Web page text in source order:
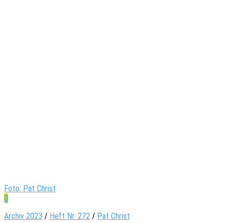
Foto: Pat Christ
0
Archiv 2023 / Heft Nr. 272 / Pat Christ